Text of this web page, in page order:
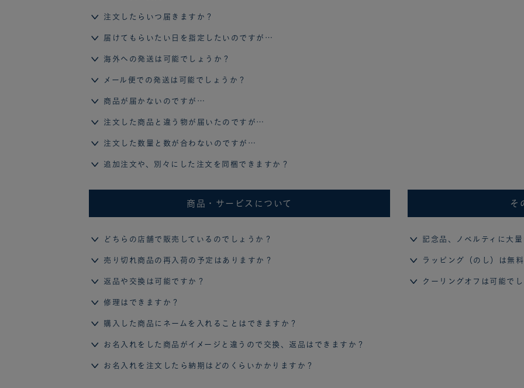
注文したらいつ届きますか？
届けてもらいたい日を指定したいのですが…
海外への発送は可能でしょうか？
メール便での発送は可能でしょうか？
商品が届かないのですが…
注文した商品と違う物が届いたのですが…
注文した数量と数が合わないのですが…
追加注文や、別々にした注文を同梱できますか？
商品・サービスについて
どちらの店舗で販売しているのでしょうか？
売り切れ商品の再入荷の予定はありますか？
返品や交換は可能ですか？
修理はできますか？
購入した商品にネームを入れることはできますか？
お名入れをした商品がイメージと違うので交換、返品はできますか？
お名入れを注文したら納期はどのくらいかかりますか？
そ
記念品、ノベルティに大
ラッピング（のし）は無
クーリングオフは可能でし